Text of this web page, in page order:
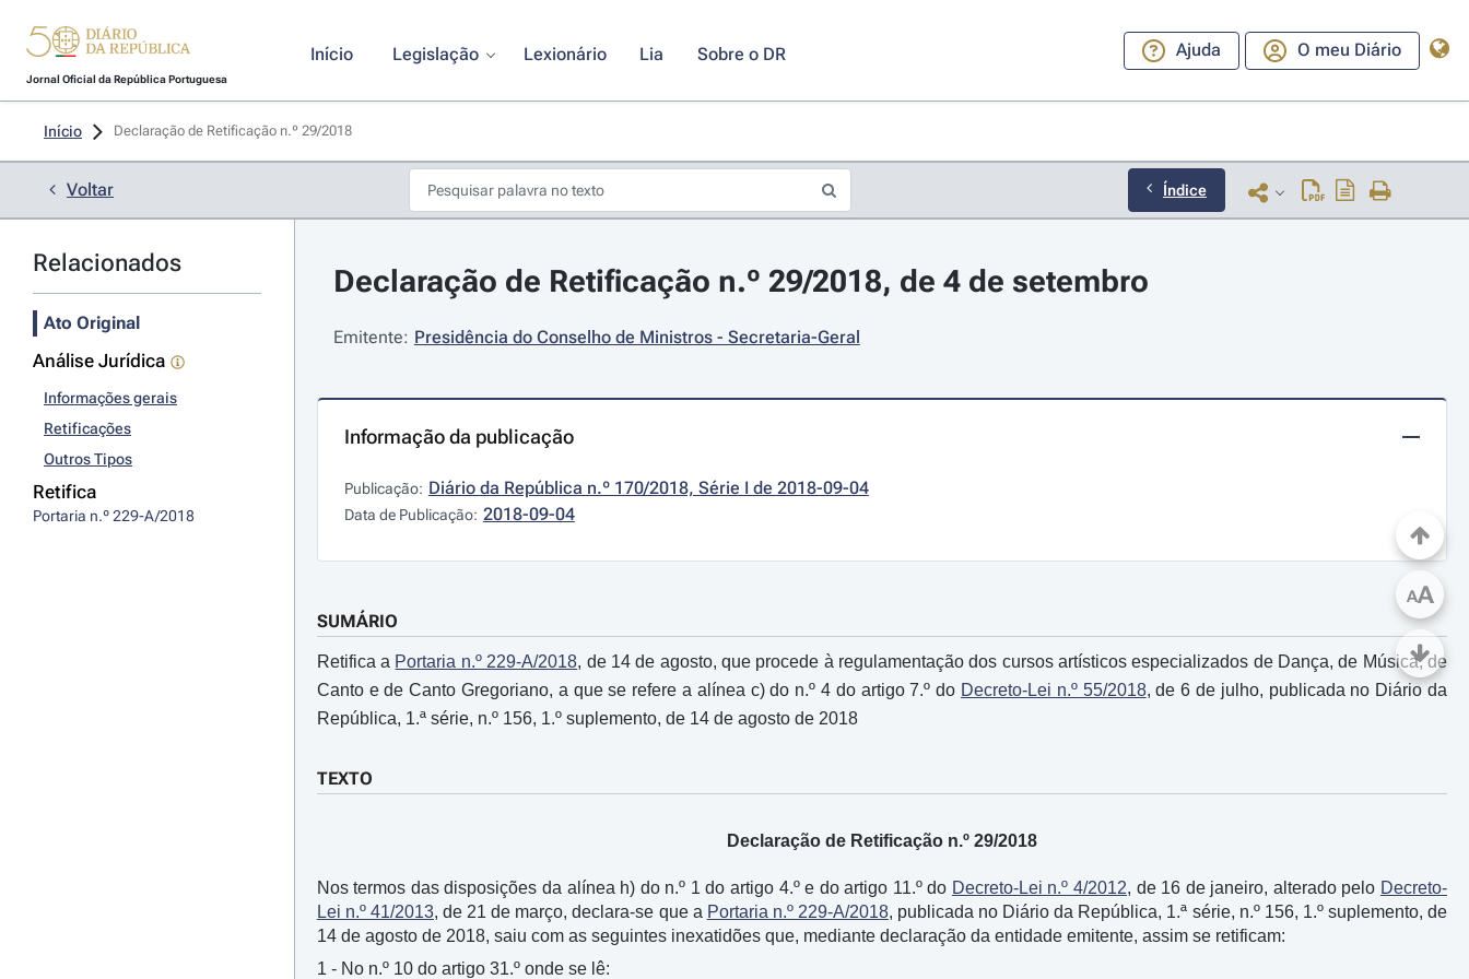
Jornal Oficial da República Portuguesa
Início Legislação Lexionário Lia Sobre o DR Ajuda O meu Diário
Início Declaração de Retificação n.º 29/2018
Voltar Índice
Relacionados
Ato Original
Análise Jurídica
Informações gerais
Retificações
Outros Tipos
Retifica
Portaria n.º 229-A/2018
Declaração de Retificação n.º 29/2018, de 4 de setembro
Emitente: Presidência do Conselho de Ministros - Secretaria-Geral
Informação da publicação
Publicação: Diário da República n.º 170/2018, Série I de 2018-09-04
Data de Publicação: 2018-09-04
SUMÁRIO
Retifica a Portaria n.º 229-A/2018, de 14 de agosto, que procede à regulamentação dos cursos artísticos especializados de Dança, de Música, de
Canto e de Canto Gregoriano, a que se refere a alínea c) do n.º 4 do artigo 7.º do Decreto-Lei n.º 55/2018, de 6 de julho, publicada no Diário da
República, 1.ª série, n.º 156, 1.º suplemento, de 14 de agosto de 2018
TEXTO
Declaração de Retificação n.º 29/2018
Nos termos das disposições da alínea h) do n.º 1 do artigo 4.º e do artigo 11.º do Decreto-Lei n.º 4/2012, de 16 de janeiro, alterado pelo Decreto-
Lei n.º 41/2013, de 21 de março, declara-se que a Portaria n.º 229-A/2018, publicada no Diário da República, 1.ª série, n.º 156, 1.º suplemento, de
14 de agosto de 2018, saiu com as seguintes inexatidões que, mediante declaração da entidade emitente, assim se retificam:
1 - No n.º 10 do artigo 31.º onde se lê:
AA